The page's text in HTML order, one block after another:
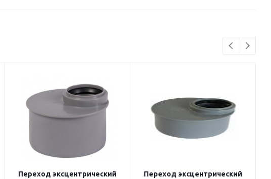
Переход эксцентрический
Переход эксцентрический